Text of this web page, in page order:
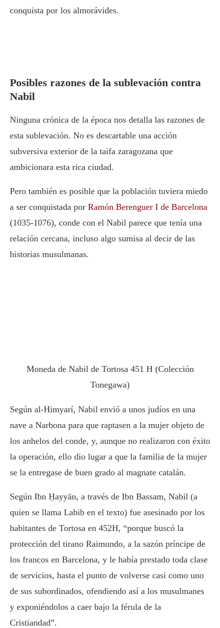
conquista por los almorávides.
Posibles razones de la sublevación contra
Nabil
Ninguna crónica de la época nos detalla las razones de
esta sublevación. No es descartable una acción
subversiva exterior de la taifa zaragozana que
ambicionara esta rica ciudad.
Pero también es posible que la población tuviera miedo
a ser conquistada por Ramón Berenguer I de Barcelona
(1035-1076), conde con el Nabil parece que tenía una
relación cercana, incluso algo sumisa al decir de las
historias musulmanas.
Moneda de Nabil de Tortosa 451 H (Colección
Tonegawa)
Según al-Himyarí, Nabil envió a unos judíos en una
nave a Narbona para que raptasen a la mujer objeto de
los anhelos del conde, y, aunque no realizaron con éxito
la operación, ello dio lugar a que la familia de la mujer
se la entregase de buen grado al magnate catalán.
Según Ibn Ḥayyān, a través de Ibn Bassam, Nabil (a
quien se llama Labib en el texto) fue asesinado por los
habitantes de Tortosa en 452H, “porque buscó la
protección del tirano Raimundo, a la sazón príncipe de
los francos en Barcelona, y le había prestado toda clase
de servicios, hasta el punto de volverse casi como uno
de sus subordinados, ofendiendo así a los musulmanes
y exponiéndolos a caer bajo la férula de la
Cristiandad”.